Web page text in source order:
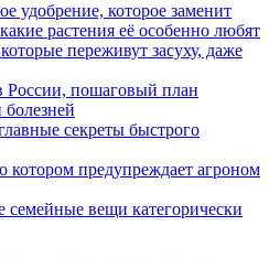
удобрение, которое заменит
растения её особенно любят
переживут засуху, даже
России, пошаговый план
болезней
секреты быстрого
предупреждает агроном
семейные вещи категорически